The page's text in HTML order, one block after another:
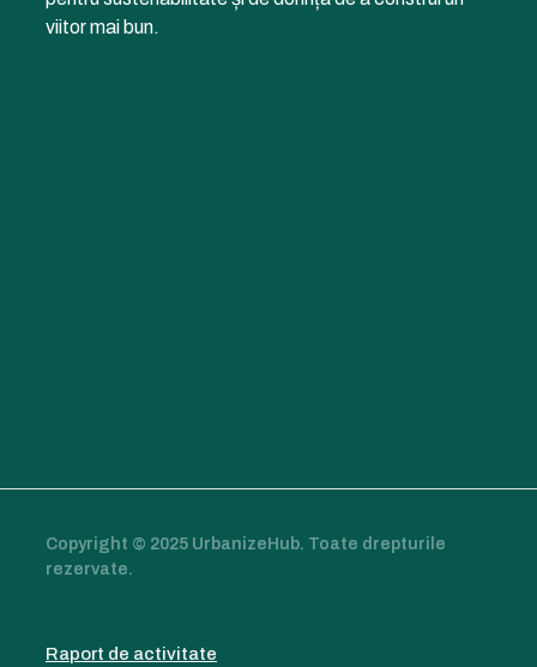
viitor mai bun.
Copyright © 2025 UrbanizeHub. Toate drepturile
rezervate.
Raport de activitate